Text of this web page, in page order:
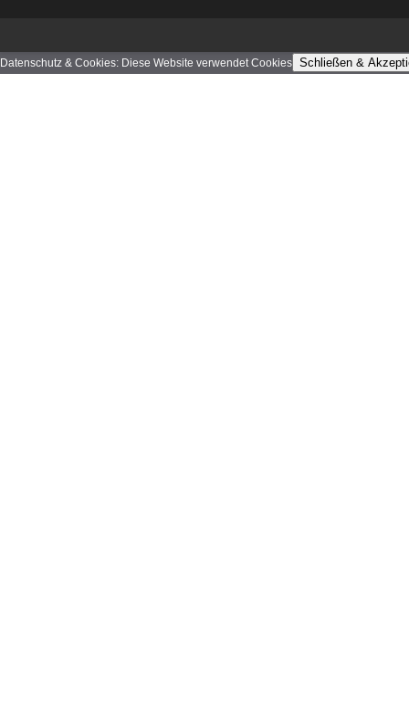
Datenschutz & Cookies: Diese Website verwendet Cookies Schließen &